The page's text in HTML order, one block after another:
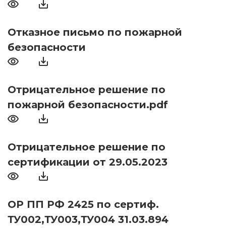
Отказное письмо по пожарной
безопасности
Отрицательное решение по
пожарной безопасности.pdf
Отрицательное решение по
сертификации от 29.05.2023
ОР ПП РФ 2425 по сертиф.
ТУ002,ТУ003,ТУ004 31.03.894